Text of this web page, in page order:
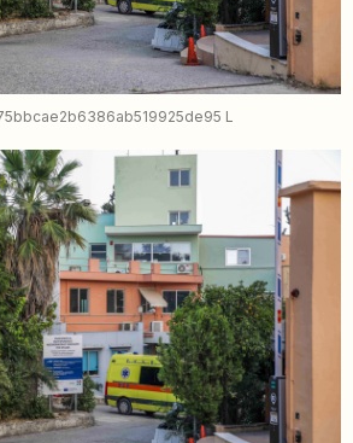
L